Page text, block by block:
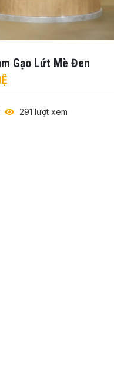
Gạo Lứt Mè Đen
291 lượt xem